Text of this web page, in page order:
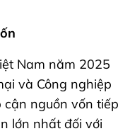
Nam năm 2025
và Công nghiệp
cận nguồn vốn tiếp
lớn nhất đối với